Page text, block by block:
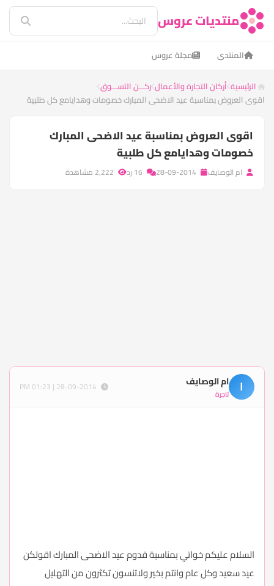
منتديات عروس
المنتدى مجلة عروس
الرئيسية أركان التجارة والأعمال ركـــن التســـوق
اقوى العروض بمناسبة عيد الاضحى المبارك خصومات وهدايامع كل طلبية
اقوى العروض بمناسبة عيد الاضحى المبارك
خصومات وهدايامع كل طلبية
ام الوصايف
ا ام الوصايف
تاجرة
السلام عليكم خواتي بمناسبة قدوم عيد الاضحى المبارك اقولكن
عيد سعيد وكل عام وانتم بخير ولاتنسون تكثرون من التهليل